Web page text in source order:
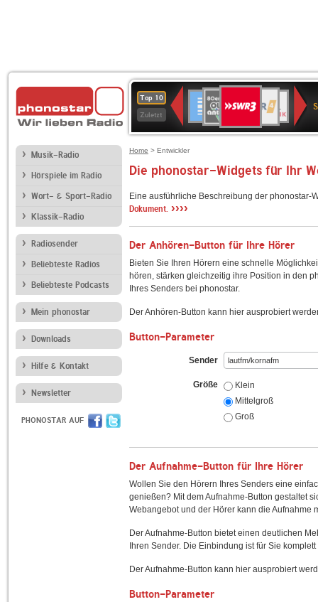
Top 10
Zuletzt
Deutschlandfunk
80er
90er
OLDIE
ANTENNE
4
KLASSIK
SWR
Kultur
NDR
2
Musik-Radio
Hörspiele im Radio
Wort- & Sport-Radio
Klassik-Radio
Radiosender
Beliebteste Radios
Beliebteste Podcasts
Mein phonostar
Downloads
Hilfe & Kontakt
Newsletter
PHONOSTAR AUF
Home > Entwickler
Die phonostar-Widgets für Ihr
Eine ausführliche Beschreibung der
Dokument. ››››
Der Anhören-Button für Ihre Hörer
Bieten Sie Ihren Hörern eine schnelle
hören, stärken gleichzeitig ihre Position in den
Ihres Senders bei phonostar.
Der Anhören-Button kann hier ausprobiert
Button-Parameter
Sender
Größe
Klein
Mittelgroß
Groß
Der Aufnahme-Button für Ihre Hörer
Wollen Sie den Hörern Ihres Senders eine
genießen? Mit dem Aufnahme-Button gestaltet
Webangebot und der Hörer kann die Aufnahme
Der Aufnahme-Button bietet einen deutlichen
Ihren Sender. Die Einbindung ist für Sie
Der Aufnahme-Button kann hier ausprobiert
Button-Parameter